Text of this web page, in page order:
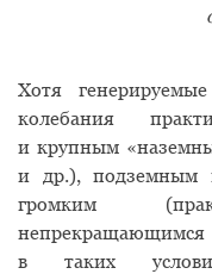
Хотя генерируемые
колебания
и крупным «
и др.), подземным
громким
(
в таких